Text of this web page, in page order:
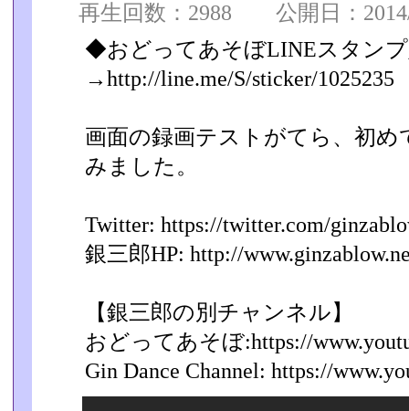
再生回数：2988 公開日：
◆おどってあそぼLINEスタン
→http://line.me/S/sticker/1025235
画面の録画テストがてら、初
みました。
Twitter: https://twitter.com/
銀三郎HP: http://
【銀三郎の別チャンネル】
おどってあそぼ:https://
Gin Dance Channel: https://